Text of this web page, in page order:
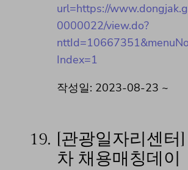
url=https://
0000022/view.do?
Index=1
작성일: 2023-08-23 ~
19. [관광일자리센터
차 채용매칭데이